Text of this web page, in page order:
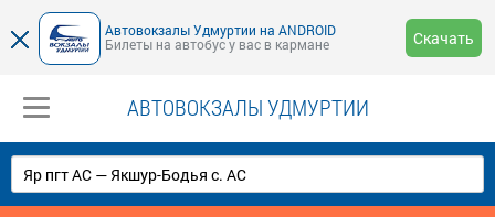
Автовокзалы Удмуртии на ANDROID
Билеты на автобус у вас в кармане
Скачать
АВТОВОКЗАЛЫ УДМУРТИИ